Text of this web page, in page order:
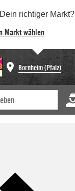
Dein richtiger Markt?
Markt wählen
Bornheim (Pfalz)